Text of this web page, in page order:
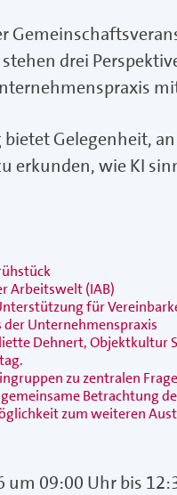
drei
Gelegenheit,
erkunden, wie KI
Arbeitswelt (IAB)
für
der Unternehmenspraxis
Dehnert, Objektkultur
zu zentralen
Betrachtung
zum weiteren
um 09:00 Uhr bis